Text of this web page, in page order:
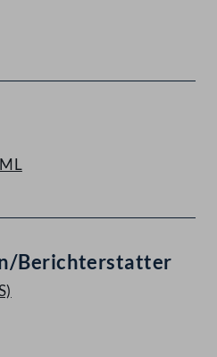
Berichterstatter